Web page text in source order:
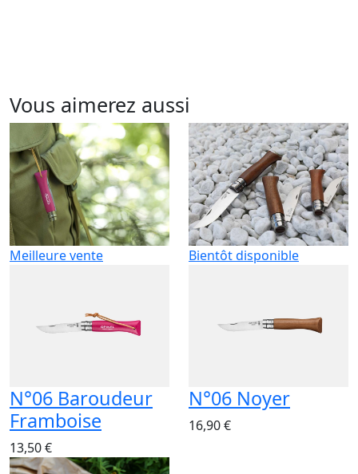
Vous aimerez aussi
Meilleure vente
N°06 Baroudeur
Framboise
13,50 €
Bientôt disponible
N°06 Noyer
16,90 €